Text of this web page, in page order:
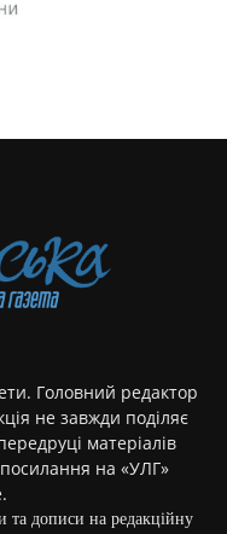
Головний редактор
не завжди поділяє
матеріалів
посилання на «УЛГ»
та дописи на редакційну